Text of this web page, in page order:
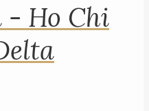
- Ho Chi